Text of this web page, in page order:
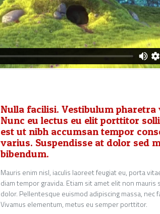
Nulla facilisi. Vestibulum pharetra
Nunc eu lectus eu elit porttitor
est ut nibh accumsan tempor
varius. Suspendisse at dolor sed
bibendum.
Mauris enim nisl, iaculis laoreet feugiat eu, porta
diam tempor gravida. Etiam sit amet elit non mauris
dolor. Pellentesque euismod adipiscing massa, nec
Vivamus elementum, metus eu semper porttitor.